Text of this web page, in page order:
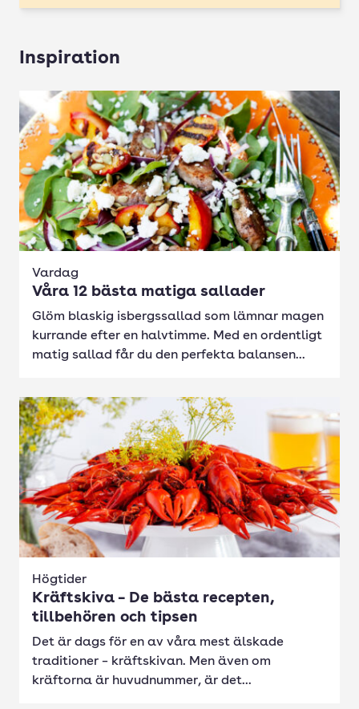
Inspiration
Vardag
Våra 12 bästa matiga sallader
Glöm blaskig isbergssallad som lämnar magen
kurrande efter en halvtimme. Med en ordentligt
matig sallad får du den perfekta balansen...
Högtider
Kräftskiva – De bästa recepten,
tillbehören och tipsen
Det är dags för en av våra mest älskade
traditioner – kräftskivan. Men även om
kräftorna är huvudnummer, är det...